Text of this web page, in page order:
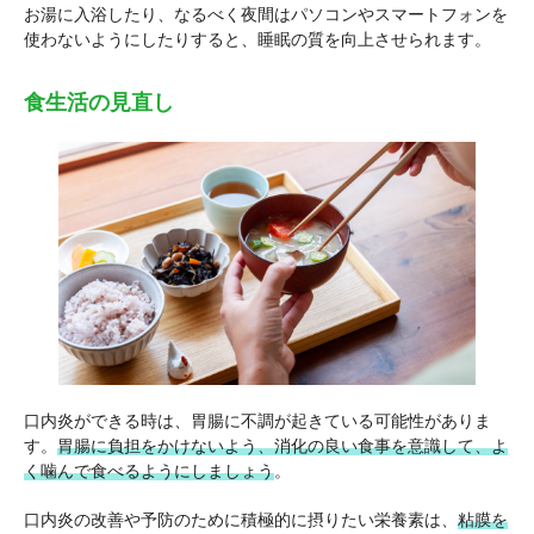
お湯に入浴したり、なるべく夜間はパソコンやスマートフォンを
使わないようにしたりすると、睡眠の質を向上させられます。
食生活の見直し
口内炎ができる時は、胃腸に不調が起きている可能性がありま
す。 胃腸に負担をかけないよう、消化の良い食事を意識して、よ
く噛んで食べるようにしましょう。
口内炎の改善や予防のために積極的に摂りたい栄養素は、 粘膜を